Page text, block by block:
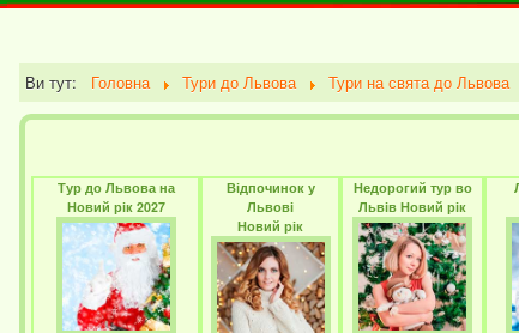
Ви тут: Головна Тури до Львова Тури на свята до Львова
Тур до Львова на
Новий рік 2027
Відпочинок у
Львові
Новий рік
Недорогий тур во
Львів Новий рік